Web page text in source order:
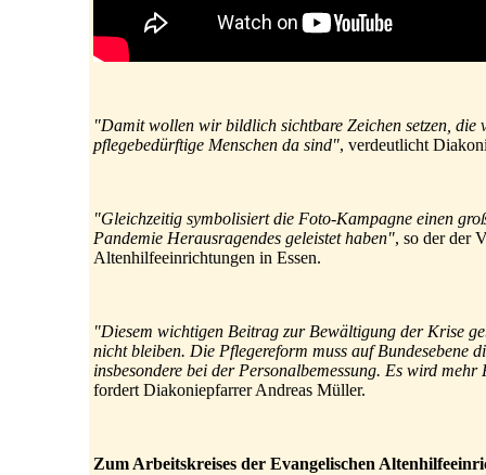
"Damit wollen wir bildlich sichtbare Zeichen setzen,
pflegebedürftige Menschen da sind", verdeutlicht
"Gleichzeitig symbolisiert die Foto-Kampagne einen
Pandemie Herausragendes geleistet haben", so der der
Altenhilfeeinrichtungen in Essen.
"Diesem wichtigen Beitrag zur Bewältigung der Krise
nicht bleiben. Die Pflegereform muss auf Bundesebene
insbesondere bei der Personalbemessung. Es wird
fordert Diakoniepfarrer Andreas Müller.
Zum Arbeitskreises der Evangelischen